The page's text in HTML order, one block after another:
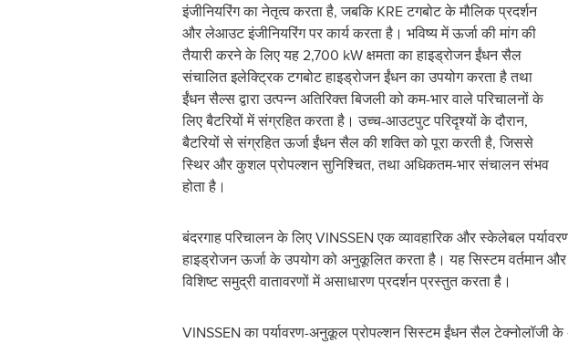
इंजीनियरिंग का नेतृत्व करता है, जबकि KRE टगबोट के मौलिक प्रदर्शन
और लेआउट इंजीनियरिंग पर कार्य करता है। भविष्य में ऊर्जा की मांग की
तैयारी करने के लिए यह 2,700 kW क्षमता का हाइड्रोजन ईंधन सैल
संचालित इलेक्ट्रिक टगबोट हाइड्रोजन ईंधन का उपयोग करता है तथा
ईंधन सैल्स द्वारा उत्पन्न अतिरिक्त बिजली को कम-भार वाले परिचालनों के
लिए बैटरियों में संग्रहित करता है। उच्च-आउटपुट परिदृश्यों के दौरान,
बैटरियों से संग्रहित ऊर्जा ईंधन सैल की शक्ति को पूरा करती है, जिससे
स्थिर और कुशल प्रोपल्शन सुनिश्चित, तथा अधिकतम-भार संचालन संभव
होता है।
बंदरगाह परिचालन के लिए VINSSEN एक व्यावहारिक और स्केलेबल
हाइड्रोजन ऊर्जा के उपयोग को अनुकूलित करता है। यह सिस्टम वर्तमान और
विशिष्ट समुद्री वातावरणों में असाधारण प्रदर्शन प्रस्तुत करता है।
VINSSEN का पर्यावरण-अनुकूल प्रोपल्शन सिस्टम ईंधन सैल टेक्नोलॉजी के